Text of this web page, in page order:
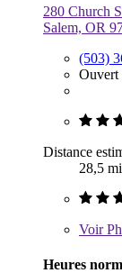
280 Church
Salem, OR
(503)
Ouvert
Distance
28,5
Voir
Heures